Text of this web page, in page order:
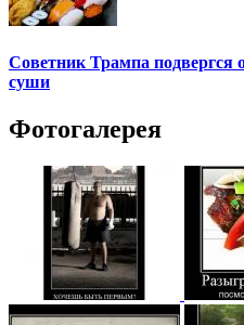
Советник Трампа подвергся
суши
Фотогалерея